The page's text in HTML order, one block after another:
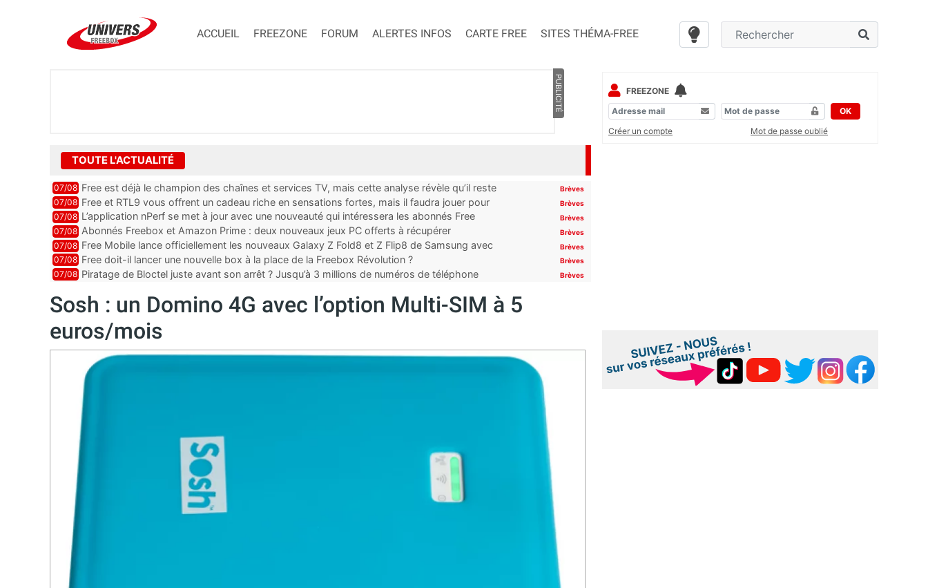
ACCUEIL FREEZONE FORUM ALERTES INFOS CARTE FREE SITES THÉMA-FREE
PUBLICITÉ
TOUTE L'ACTUALITÉ
07/08 Free est déjà le champion des chaînes et services TV, mais cette analyse révèle qu’il reste
encore au moin...
Brèves
07/08 Free et RTL9 vous offrent un cadeau riche en sensations fortes, mais il faudra jouer pour
l’obtenir
Brèves
07/08 L’application nPerf se met à jour avec une nouveauté qui intéressera les abonnés Free
Mobile, Orange, SFR ...
Brèves
07/08 Abonnés Freebox et Amazon Prime : deux nouveaux jeux PC offerts à récupérer Brèves
07/08 Free Mobile lance officiellement les nouveaux Galaxy Z Fold8 et Z Flip8 de Samsung avec
des promos et des cadeaux
Brèves
07/08 Free doit-il lancer une nouvelle box à la place de la Freebox Révolution ? Brèves
07/08 Piratage de Bloctel juste avant son arrêt ? Jusqu’à 3 millions de numéros de téléphone
Brèves
Sosh : un Domino 4G avec l’option Multi-SIM à 5
euros/mois
FREEZONE
OK
Créer un compte
Mot de passe oublié